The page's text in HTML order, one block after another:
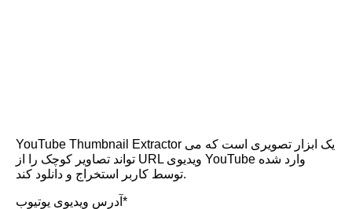
YouTube Thumbnail Extractor یک ابزار تصویری است که می
تواند تصاویر کوچک را از URL ویدیوی YouTube وارد شده
توسط کاربر استخراج و دانلود کند.
آدرس ویدیوی یوتیوب*